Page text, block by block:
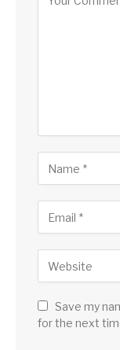
Save my
for the next